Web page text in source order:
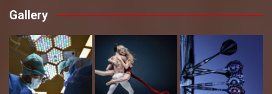
Gallery